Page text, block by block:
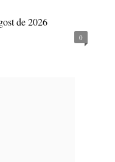
de 2026
0